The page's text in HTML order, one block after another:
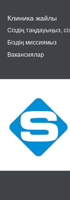
Клиника жайлы
Cіздің таңдауыңыз,
Біздің миссиямыз
Вакансиялар